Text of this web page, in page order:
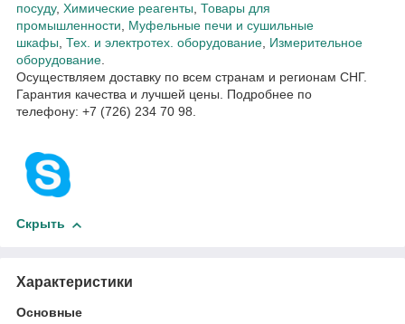
посуду, Химические реагенты, Товары для
промышленности, Муфельные печи и сушильные
шкафы, Тех. и электротех. оборудование, Измерительное
оборудование.
Осуществляем доставку по всем странам и регионам СНГ.
Гарантия качества и лучшей цены. Подробнее по
телефону: +7 (726) 234 70 98.
Скрыть
Характеристики
Основные